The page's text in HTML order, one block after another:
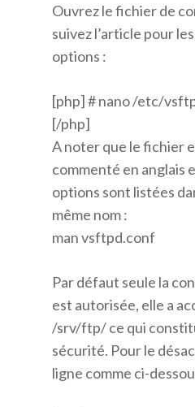
Ouvrez le fichier de
suivez l’article pour
options :
[php] # nano /etc/
[/php]
A noter que le fichier
commenté en anglais
options sont listées
même nom :
man vsftpd.conf
Par défaut seule la
est autorisée, elle a
/srv/ftp/ ce qui
sécurité. Pour le
ligne comme ci-